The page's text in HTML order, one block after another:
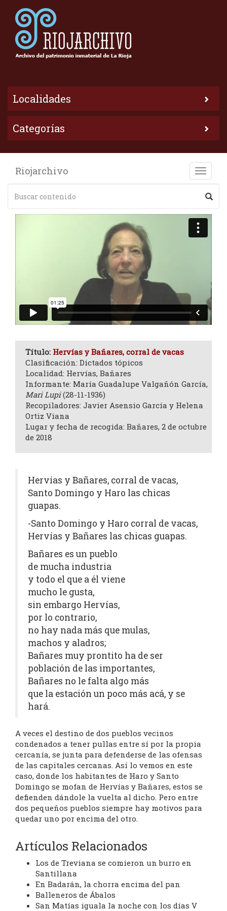
Localidades
Categorías
Toggle
Riojarchivo
Título: Hervías y Bañares, corral de vacas
Clasificación: Dictados tópicos
Localidad: Hervías, Bañares
Informante: María Guadalupe Valgañón García,
Mari Lupi(28-11-1936)
Recopiladores: Javier Asensio García y Helena
Ortiz Viana
Lugar y fecha de recogida: Bañares, 2 de octubre
de 2018
Hervías y Bañares, corral de vacas,
Santo Domingo y Haro las chicas
guapas.
-Santo Domingo y Haro corral de vacas,
Hervías y Bañares las chicas guapas.
Bañares es un pueblo
de mucha industria
y todo el que a él viene
mucho le gusta,
sin embargo Hervías,
por lo contrario,
no hay nada más que mulas,
machos y aladros;
Bañares muy prontito ha de ser
población de las importantes,
Bañares no le falta algo más
que la estación un poco más acá, y se
hará.
A veces el destino de dos pueblos vecinos
condenados a tener pullas entre sí por la propia
cercanía, se junta para defenderse de las ofensas
de las capitales cercanas. Así lo vemos en este
caso, donde los habitantes de Haro y Santo
Domingo se mofan de Hervías y Bañares, estos se
defienden dándole la vuelta al dicho. Pero entre
dos pequeños pueblos siempre hay motivos para
quedar uno por encima del otro.
Artículos Relacionados
Los de Treviana se comieron un burro en
Santillana
En Badarán, la chorra encima del pan
Balleneros de Ábalos
San Matías iguala la noche con los días V